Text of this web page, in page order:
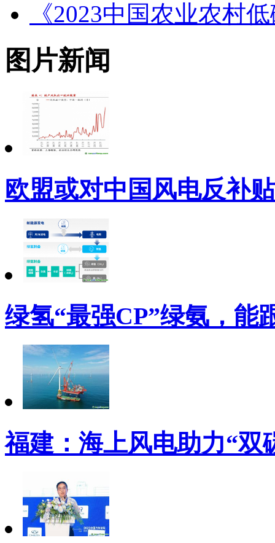
《2023中国农业农村
图片新闻
欧盟或对中国风电反补
绿氢“最强CP”绿氨，能
福建：海上风电助力“双